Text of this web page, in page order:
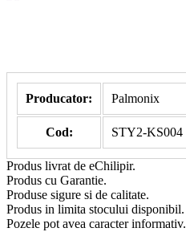
Producator: Palmonix
Cod: STY2-KS004
Produs livrat de eChilipir.
Produs cu Garantie.
Produse sigure si de calitate.
Produs in limita stocului disponibil.
Pozele pot avea caracter informativ.